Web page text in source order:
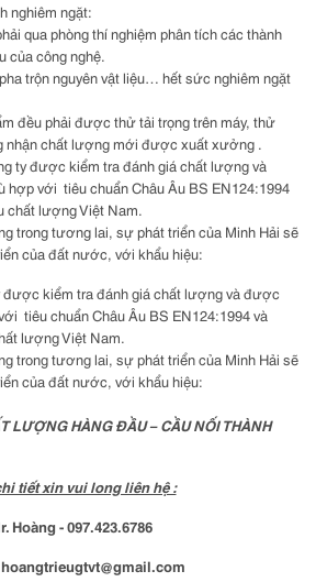
nghiêm ngặt:
qua phòng thí nghiệm phân tích các thành
của công nghệ.
trộn nguyên vật liệu… hết sức nghiêm ngặt
đều phải được thử tải trọng trên máy, thử
nhận chất lượng mới được xuất xưởng .
ty được kiểm tra đánh giá chất lượng và
với tiêu chuẩn Châu Âu BS EN124:1994
chất lượng Việt Nam.
tương lai, sự phát triển của Minh Hải sẽ
của đất nước, với khẩu hiệu:
được kiểm tra đánh giá chất lượng và được
tiêu chuẩn Châu Âu BS EN124:1994 và
lượng Việt Nam.
tương lai, sự phát triển của Minh Hải sẽ
của đất nước, với khẩu hiệu:
ĐẦU – CẦU NỐI THÀNH
tiết xin vui long liên hệ :
Hoàng -097.423.6786
hoangtrieugtvt@gmail.com